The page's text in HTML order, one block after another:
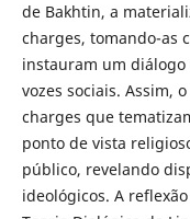
de Bakhtin, a
charges, tomando-as
instauram um
vozes sociais. Assim,
charges que
ponto de vista
público, revelando
ideológicos. A